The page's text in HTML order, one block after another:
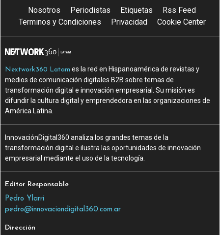
Nosotros Periodistas Etiquetas
Rss Feed
Terminos y Condiciones
Privacidad Cookie Center
Nextwork360 Latam es la red en Hispanoamérica de revistas y
medios de comunicación digitales B2B sobre temas de
transformación digital e innovación empresarial. Su misión es
difundir la cultura digital y emprendedora en las organizaciones de
América Latina.
InnovaciónDigital360 analiza los grandes temas de la
transformación digital e ilustra las oportunidades de innovación
empresarial mediante el uso de la tecnología.
Editor Responsable
Pedro Ylarri
pedro@innovaciondigital360.com.ar
Dirección